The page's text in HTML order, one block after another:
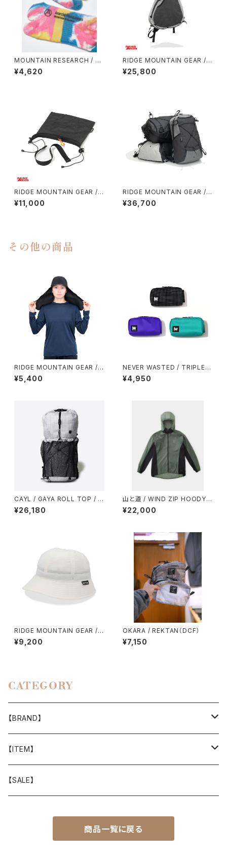
MOUNTAIN RESEARCH / TI
E DYE TABI
¥4,620
RIDGE MOUNTAIN GEAR / S
ASH PACK
¥25,800
RIDGE MOUNTAIN GEAR / S
ACOCHE
¥11,000
RIDGE MOUNTAIN GEAR /
ONE MILE TRIM
¥36,700
その他の商品
RIDGE MOUNTAIN GEAR / S
UNSHADE 2026
¥5,400
NEVER WASTED / TRIPLEY
ES
¥4,950
CAYL / GAYA ROLL TOP / M
ESH（B-GRID）
¥26,180
山と道 / WIND ZIP HOODY
（UNISEX）
¥22,000
RIDGE MOUNTAIN GEAR / E
NOUGH HAT（2026）
¥9,200
OKARA / REKTAN（DCF）
¥7,150
CATEGORY
【BRAND】
山と道
T-SHIRT
迷迭香
【ITEM】
WEAR
【SALE】
商品一覧に戻る